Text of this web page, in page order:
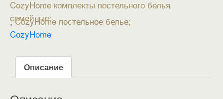
CozyHome комплекты постельного белья
семейные
,CozyHome постельное белье
CozyHome
Описание